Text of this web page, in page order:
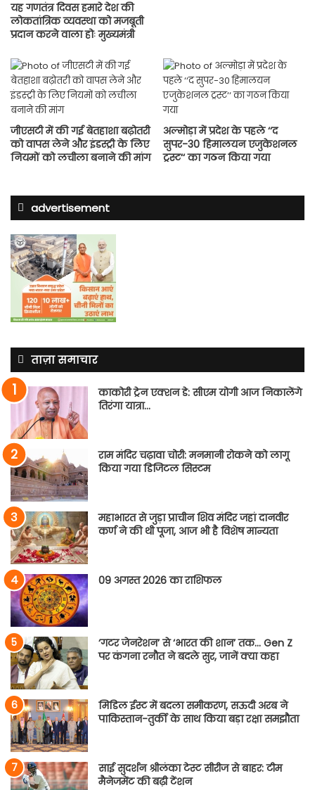
यह गणतंत्र दिवस हमारे देश की
लोकतांत्रिक व्यवस्था को मजबूती
प्रदान करने वाला होः मुख्यमंत्री
जीएसटी में की गई बेतहाशा बढ़ोतरी
को वापस लेने और इंडस्ट्री के लिए
नियमों को लचीला बनाने की मांग
अल्मोड़ा में प्रदेश के पहले ‘‘द
सुपर-30 हिमालयन एजुकेशनल
ट्रस्ट‘‘ का गठन किया गया
advertisement
ताज़ा समाचार
काकोरी ट्रेन एक्शन डे: सीएम योगी आज निकालेंगे
तिरंगा यात्रा…
राम मंदिर चढ़ावा चोरी: मनमानी रोकने को लागू
किया गया डिजिटल सिस्टम
महाभारत से जुड़ा प्राचीन शिव मंदिर जहां दानवीर
कर्ण ने की थी पूजा, आज भी है विशेष मान्यता
09 अगस्त 2026 का राशिफल
‘गटर जेनरेशन’ से ‘भारत की शान’ तक… Gen Z
पर कंगना रनौत ने बदले सुर, जानें क्या कहा
मिडिल ईस्ट में बदला समीकरण, सऊदी अरब ने
पाकिस्तान-तुर्की के साथ किया बड़ा रक्षा समझौता
साई सुदर्शन श्रीलंका टेस्ट सीरीज से बाहर: टीम
मैनेजमेंट की बढ़ी टेंशन